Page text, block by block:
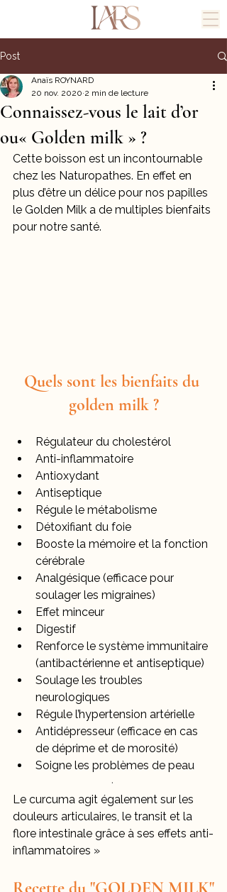
Post
Connaissez-vous le lait d’or
ou« Golden milk » ?
Anaïs ROYNARD
20 nov. 2020 2 min de lecture
Cette boisson est un incontournable
chez les Naturopathes. En effet en
plus d’être un délice pour nos papilles
le Golden Milk a de multiples bienfaits
pour notre santé.
Quels sont les bienfaits du
golden milk ?
Régulateur du cholestérol
Anti-inflammatoire
Antioxydant
Antiseptique
Régule le métabolisme
Détoxifiant du foie
Booste la mémoire et la fonction
cérébrale
Analgésique (efficace pour
soulager les migraines)
Effet minceur
Digestif
Renforce le système immunitaire
(antibactérienne et antiseptique)
Soulage les troubles
neurologiques
Régule l’hypertension artérielle
Antidépresseur (efficace en cas
de déprime et de morosité)
Soigne les problèmes de peau
·
Le curcuma agit également sur les
douleurs articulaires, le transit et la
flore intestinale grâce à ses effets anti-
inflammatoires »